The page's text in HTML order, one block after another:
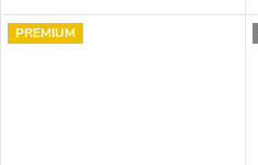
PREMIUM